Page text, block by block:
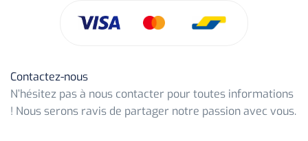
Contactez-nous
N’hésitez pas à nous contacter pour toutes informations
! Nous serons ravis de partager notre passion avec vous.